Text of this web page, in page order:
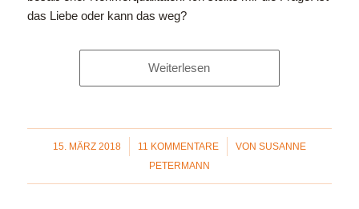
das Liebe oder kann das weg?
Weiterlesen
15. MÄRZ 2018
/ 11 KOMMENTARE
/ VON SUSANNE
PETERMANN